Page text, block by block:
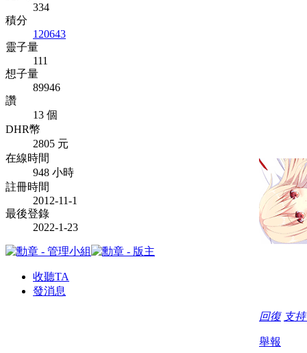
334
積分
120643
靈子量
111
想子量
89946
讚
13 個
DHR幣
2805 元
在線時間
948 小時
註冊時間
2012-11-1
最後登錄
2022-1-23
收聽TA
發消息
回復 支
舉報